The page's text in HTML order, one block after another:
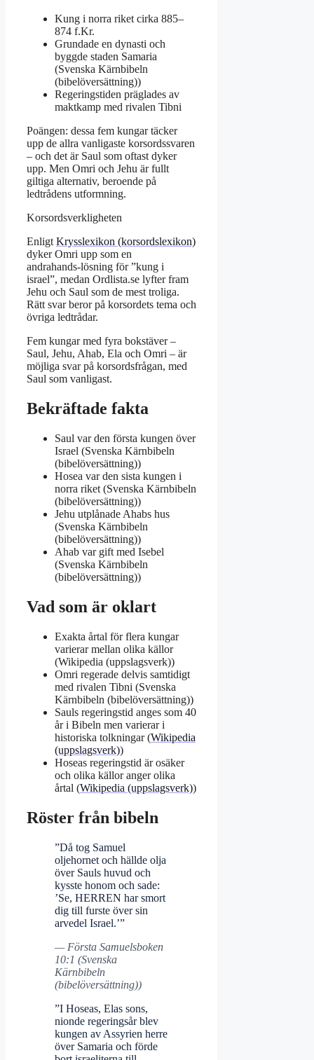
Kung i norra riket cirka 885–
874 f.Kr.
Grundade en dynasti och
byggde staden Samaria
(Svenska Kärnbibeln
(bibelöversättning))
Regeringstiden präglades av
maktkamp med rivalen Tibni
Poängen: dessa fem kungar täcker
upp de allra vanligaste korsordssvaren
– och det är Saul som oftast dyker
upp. Men Omri och Jehu är fullt
giltiga alternativ, beroende på
ledtrådens utformning.
Korsordsverkligheten
EnligtKrysslexikon (korsordslexikon)
dyker Omri upp som en
andrahands‑lösning för ”kung i
israel”, medan Ordlista.se lyfter fram
Jehu och Saul som de mest troliga.
Rätt svar beror på korsordets tema och
övriga ledtrådar.
Fem kungar med fyra bokstäver –
Saul, Jehu, Ahab, Ela och Omri – är
möjliga svar på korsordsfrågan, med
Saul som vanligast.
Bekräftade fakta
Saul var den första kungen över
Israel (Svenska Kärnbibeln
(bibelöversättning))
Hosea var den sista kungen i
norra riket (Svenska Kärnbibeln
(bibelöversättning))
Jehu utplånade Ahabs hus
(Svenska Kärnbibeln
(bibelöversättning))
Ahab var gift med Isebel
(Svenska Kärnbibeln
(bibelöversättning))
Vad som är oklart
Exakta årtal för flera kungar
varierar mellan olika källor
(Wikipedia (uppslagsverk))
Omri regerade delvis samtidigt
med rivalen Tibni (Svenska
Kärnbibeln (bibelöversättning))
Sauls regeringstid anges som 40
år i Bibeln men varierar i
historiska tolkningar (Wikipedia
(uppslagsverk))
Hoseas regeringstid är osäker
och olika källor anger olika
årtal (Wikipedia (uppslagsverk))
Röster från bibeln
”Då tog Samuel
oljehornet och hällde olja
över Sauls huvud och
kysste honom och sade:
’Se, HERREN har smort
dig till furste över sin
arvedel Israel.’”
— Första Samuelsboken
10:1 (Svenska
Kärnbibeln
(bibelöversättning))
”I Hoseas, Elas sons,
nionde regeringsår blev
kungen av Assyrien herre
över Samaria och förde